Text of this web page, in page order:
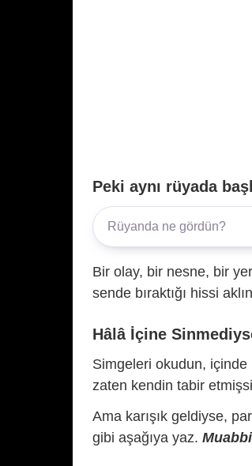
Peki aynı rüyada
Bir olay, bir nesne, bir
sende bıraktığı hissi
Hâlâ İçine
Simgeleri okudun, içinde
zaten kendin tabir
Ama karışık geldiyse,
gibi aşağıya yaz.